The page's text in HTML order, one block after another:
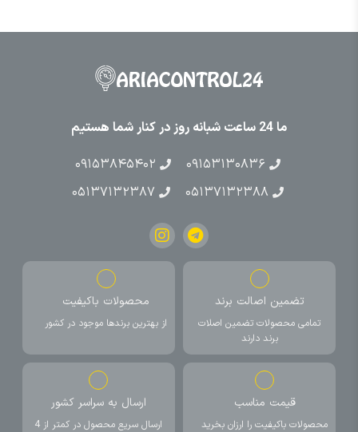
ما 24 ساعت شبانه روز در کنار شما هستیم
۰۹۱۵۳۱۳۰۸۳۶
۰۹۱۵۳۸۴۵۴۰۲
۰۵۱۳۷۱۳۲۳۸۸
۰۵۱۳۷۱۳۲۳۸۷
تضمین اصالت برند
تمامی محصولات تضمین اصلات
برند دارند
محصولات باکیفیت
از بهترین برندها موجود در کشور
قیمت مناسب
محصولات باکیفیت را ارزان بخرید
ارسال به سراسر کشور
ارسال سریع محصول در کمتر از 4